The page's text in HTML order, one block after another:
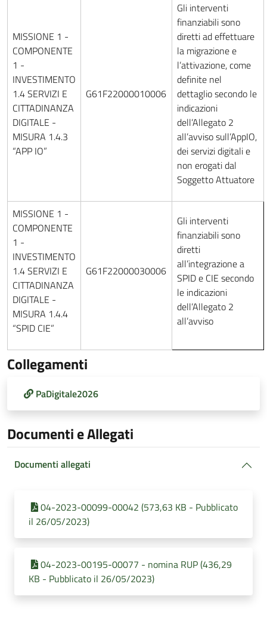
MISSIONE 1 -
COMPONENTE
1 -
INVESTIMENTO
1.4 SERVIZI E
CITTADINANZA
DIGITALE -
MISURA 1.4.3
“APP IO”
G61F22000010006
Gli interventi
finanziabili sono
diretti ad effettuare
la migrazione e
l’attivazione, come
definite nel
dettaglio secondo le
indicazioni
dell’Allegato 2
all’avviso sull’AppIO,
dei servizi digitali e
non erogati dal
Soggetto Attuatore
MISSIONE 1 -
COMPONENTE
1 -
INVESTIMENTO
1.4 SERVIZI E
CITTADINANZA
DIGITALE -
MISURA 1.4.4
“SPID CIE”
G61F22000030006
Gli interventi
finanziabili sono
diretti
all’integrazione a
SPID e CIE secondo
le indicazioni
dell’Allegato 2
all’avviso
Collegamenti
PaDigitale2026
Documenti e Allegati
Documenti allegati
04-2023-00099-00042 (573,63 KB - Pubblicato
il 26/05/2023)
04-2023-00195-00077 - nomina RUP (436,29
KB - Pubblicato il 26/05/2023)